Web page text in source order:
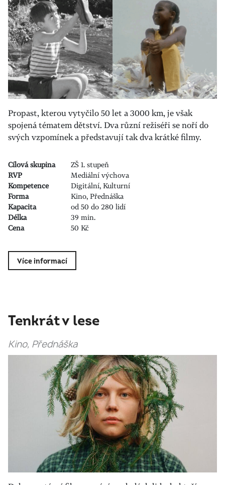
Propast, kterou vytyčilo 50 let a 3000 km, je však
spojená tématem dětství. Dva různí režiséři se noří do
svých vzpomínek a představují tak dva krátké filmy.
Cílová skupina
ZŠ 1. stupeň
RVP
Mediální výchova
Kompetence
Digitální, Kulturní
Forma
Kino, Přednáška
Kapacita
od 50 do 280 lidí
Délka
39 min.
Cena
50 Kč
Více informací
Tenkrát v lese
Kino, Přednáška